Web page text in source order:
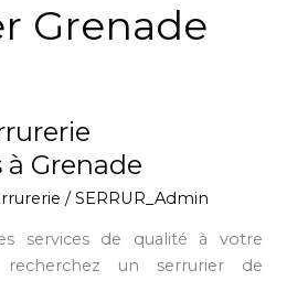
Grenade
Grenade
/SERRUR_Admin
services de qualité à votre
un serrurier de